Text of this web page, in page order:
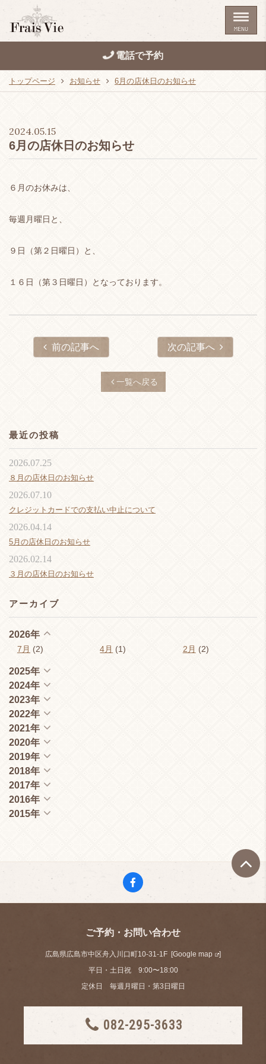
電話で予約
トップページ お知らせ 6月の店休日のお知らせ
6月の店休日のお知らせ
2024.05.15
６月のお休みは、
毎週月曜日と、
９日（第２日曜日）と、
１６日（第３日曜日）となっております。
前の記事へ 次の記事へ
一覧へ戻る
最近の投稿
８月の店休日のお知らせ
2026.07.25
クレジットカードでの支払い中止について
2026.07.10
5月の店休日のお知らせ
2026.04.14
３月の店休日のお知らせ
2026.02.14
アーカイブ
2026年
7月 (2) 4月 (1) 2月 (2)
2025年
2024年
2023年
2022年
2021年
2020年
2019年
2018年
2017年
2016年
2015年
ご予約・お問い合わせ
広島県広島市中区舟入川口町10-31-1F [Google map
]
平日・土日祝 9:00〜18:00
定休日 毎週月曜日・第3日曜日
082-295-3633
MENU